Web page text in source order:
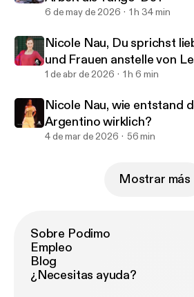
6 de may de 2026 1 h 34 min
Nicole Nau, Du sprichst
und Frauen anstelle von
Follower?
1 de abr de 2026 1 h 6 min
Nicole Nau, wie entstand
Argentino wirklich?
4 de mar de 2026 56 min
Mostrar más
Sobre Podimo
Empleo
Blog
¿Necesitas ayuda?